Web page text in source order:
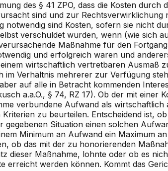
des § 41 ZPO, dass die Kosten durch
sind und zur Rechtsverwirklichung
notwendig sind Kosten, sofern sie nicht
verschuldet wurden, wenn (wie sich
Maßnahme für den
und erfolgreich waren und
wirtschaftlich vertretbaren Ausmaß
im Verhältnis mehrerer zur Verfügung
auf alle in Betracht kommenden
a.a.O., § 74, RZ 17). Ob der mit einer
verbundene Aufwand als wirtschaftlich
zu beurteilen. Entscheidend ist,
gegebenen Situation einen solchen
Minimum an Aufwand ein Maximum
ob das mit der zu honorierenden
dieser Maßnahme, lohnte oder ob es
erreicht werden können. Kommt das